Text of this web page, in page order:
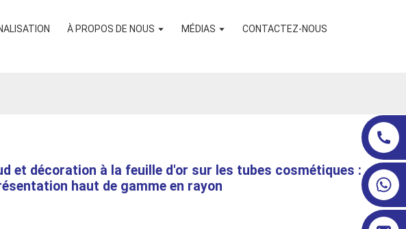
À PROPOS DE NOUS MÉDIAS CONTACTEZ-NOUS
et décoration à la feuille d'or sur les tubes cosmétiques :
haut de gamme en rayon